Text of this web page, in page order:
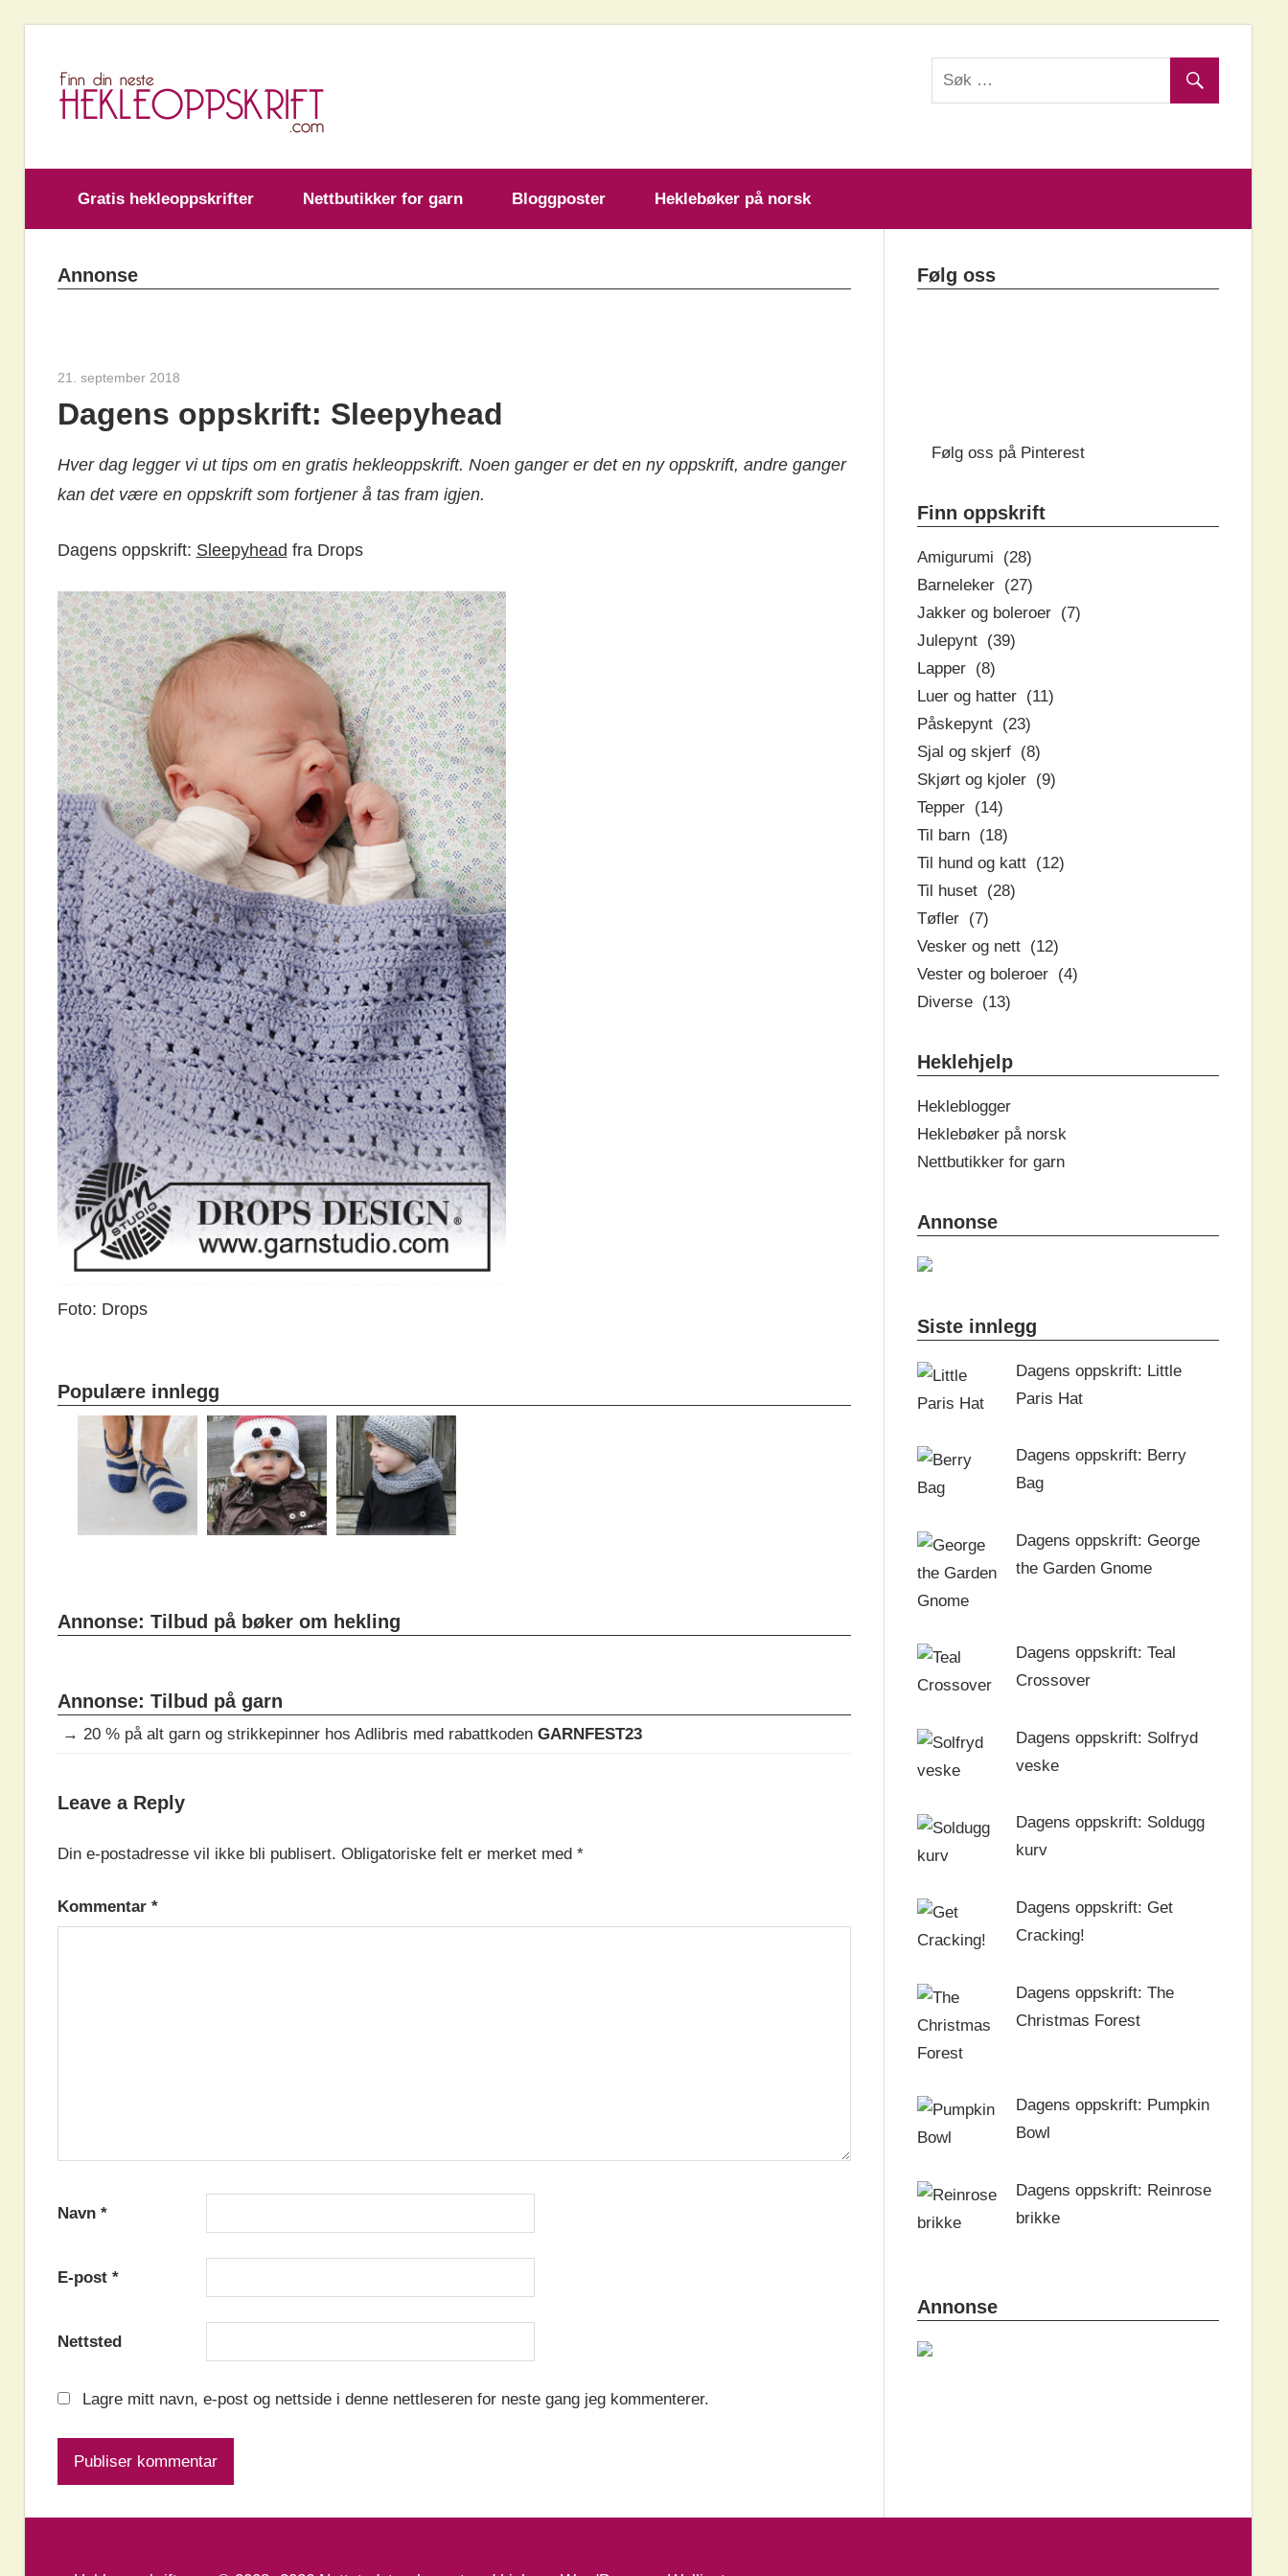
content
Gratis hekleoppskrifter Nettbutikker for garn Bloggposter Heklebøker på norsk
Annonse
21. september 2018
Dagens oppskrift: Sleepyhead
Hver dag legger vi ut tips om en gratis hekleoppskrift. Noen ganger er det en ny oppskrift, andre ganger
kan det være en oppskrift som fortjener å tas fram igjen.
Dagens oppskrift: Sleepyhead fra Drops
Foto: Drops
Populære innlegg
Annonse: Tilbud på bøker om hekling
Annonse: Tilbud på garn
→ 20 % på alt garn og strikkepinner hos Adlibris med rabattkoden GARNFEST23
Leave a Reply
Din e-postadresse vil ikke bli publisert. Obligatoriske felt er merket med *
Kommentar *
Navn *
E-post *
Nettsted
Lagre mitt navn, e-post og nettside i denne nettleseren for neste gang jeg kommenterer.
Følg oss
Følg oss på Pinterest
Finn oppskrift
Amigurumi (28)
Barneleker (27)
Jakker og boleroer (7)
Julepynt (39)
Lapper (8)
Luer og hatter (11)
Påskepynt (23)
Sjal og skjerf (8)
Skjørt og kjoler (9)
Tepper (14)
Til barn (18)
Til hund og katt (12)
Til huset (28)
Tøfler (7)
Vesker og nett (12)
Vester og boleroer (4)
Diverse (13)
Heklehjelp
Hekleblogger
Heklebøker på norsk
Nettbutikker for garn
Annonse
Siste innlegg
Dagens oppskrift: Little
Paris Hat
Dagens oppskrift: Berry
Bag
Dagens oppskrift: George
the Garden Gnome
Dagens oppskrift: Teal
Crossover
Dagens oppskrift: Solfryd
veske
Dagens oppskrift: Soldugg
kurv
Dagens oppskrift: Get
Cracking!
Dagens oppskrift: The
Christmas Forest
Dagens oppskrift: Pumpkin
Bowl
Dagens oppskrift: Reinrose
brikke
Annonse